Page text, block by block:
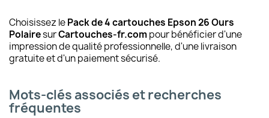
Choisissez lePack de 4 cartouches Epson 26 Ours
PolairesurCartouches-fr.compour bénéficier d'une
impression de qualité professionnelle, d'une livraison
gratuite et d'un paiement sécurisé.
Mots-clés associés et recherches
fréquentes